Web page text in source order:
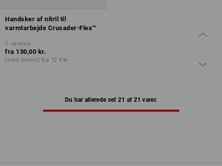
Handsker af nitril til
varmtarbejde Crusader-Flex™
1 version
fra 130,00 kr.
(med moms) fra 72 Par
Du har allerede set 21 af 21 varer.